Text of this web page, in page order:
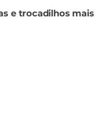
e trocadilhos mais